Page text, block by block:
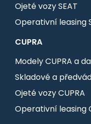
Ojeté vozy SEAT
Operativní leasing
CUPRA
Modely CUPRA a
Skladové a
Ojeté vozy CUPRA
Operativní leasing